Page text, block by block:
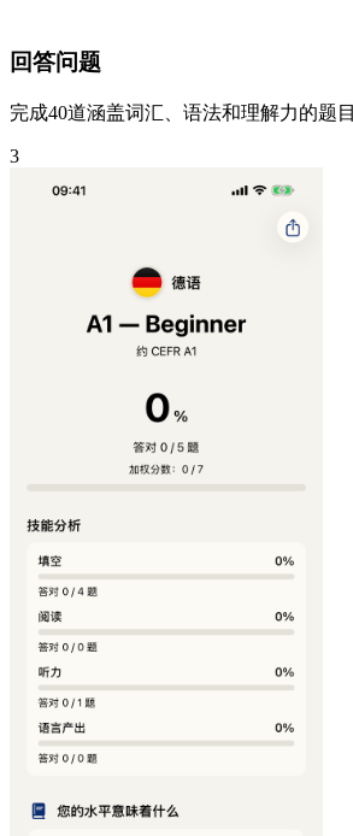
回答问题
完成40道涵盖词汇、语法和理解力的题目
3